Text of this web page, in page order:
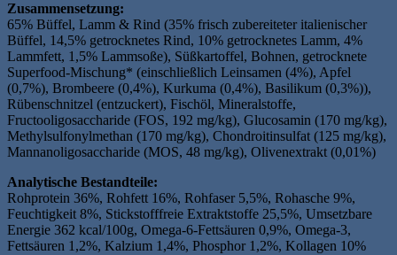
Zusammensetzung:
65% Büffel, Lamm & Rind (35% frisch zubereiteter italienischer
Büffel, 14,5% getrocknetes Rind, 10% getrocknetes Lamm, 4%
Lammfett, 1,5% Lammsoße), Süßkartoffel, Bohnen, getrocknete
Superfood-Mischung* (einschließlich Leinsamen (4%), Apfel
(0,7%), Brombeere (0,4%), Kurkuma (0,4%), Basilikum (0,3%)),
Rübenschnitzel (entzuckert), Fischöl, Mineralstoffe,
Fructooligosaccharide (FOS, 192 mg/kg), Glucosamin (170 mg/kg),
Methylsulfonylmethan (170 mg/kg), Chondroitinsulfat (125 mg/kg),
Mannanoligosaccharide (MOS, 48 mg/kg), Olivenextrakt (0,01%)
Analytische Bestandteile:
Rohprotein 36%, Rohfett 16%, Rohfaser 5,5%, Rohasche 9%,
Feuchtigkeit 8%, Stickstofffreie Extraktstoffe 25,5%, Umsetzbare
Energie 362 kcal/100g, Omega-6-Fettsäuren 0,9%, Omega-3,
Fettsäuren 1,2%, Kalzium 1,4%, Phosphor 1,2%, Kollagen 10%